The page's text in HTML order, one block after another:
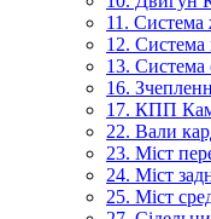
11.
12. Система
13.
16.
17. КПП
22. Вали
23. Міст
24. Міст
25. Міст